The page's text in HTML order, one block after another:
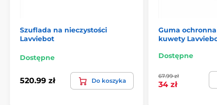
Szuflada na nieczystości
Lavviebot
Dostępne
520.99 zł Do koszyka
Guma
kuwety
Dostępne
67.99 zł
34 zł